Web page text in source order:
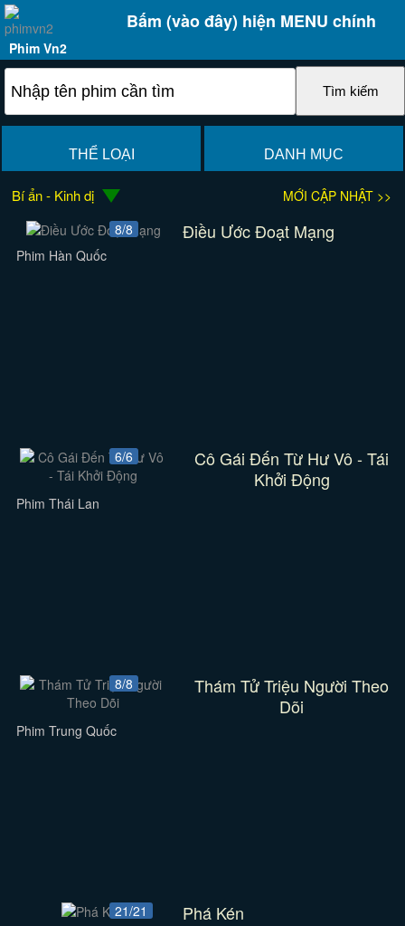
Bấm (vào đây) hiện MENU chính
Phim Vn2
THỂ LOẠI DANH MỤC
Bí ẩn - Kinh dị
MỚI CẬP NHẬT >>
8/8
Điều Ước Đoạt Mạng
Phim Hàn Quốc
6/6
Cô Gái Đến Từ Hư Vô - Tái
Khởi Động
Phim Thái Lan
8/8
Thám Tử Triệu Người Theo
Dõi
Phim Trung Quốc
21/21 Phá Kén